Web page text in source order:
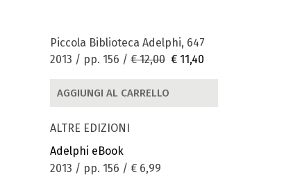
Piccola Biblioteca Adelphi, 647
2013 / pp. 156 / € 12,00 € 11,40
AGGIUNGI AL CARRELLO
ALTRE EDIZIONI
Adelphi eBook
2013 / pp. 156 / € 6,99